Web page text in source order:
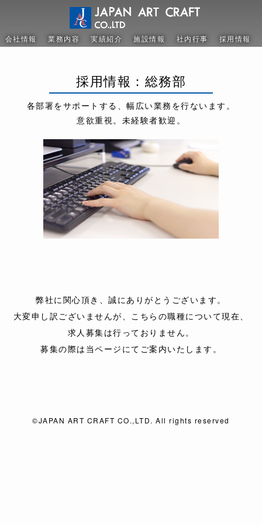
会社情報 業務内容 実績紹介 施設情報 社内行事 採用情報
採用情報： 総務部
各部署をサポートする、幅広い業務を行ないます。
意欲重視。未経験者歓迎。
弊社に関心頂き、誠にありがとうございます。
大変申し訳ございませんが、 こちらの職種について現在、
求人募集は行っておりません。
募集の際は当ページにて ご案内いたします。
©JAPAN ART CRAFT CO.,LTD. All rights reserved